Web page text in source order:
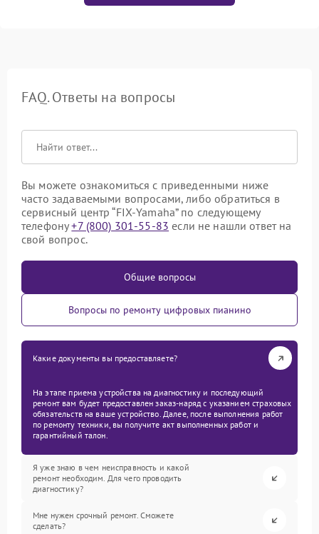
FAQ. Ответы на вопросы
Вы можете ознакомиться с приведенными ниже
часто задаваемыми вопросами, либо обратиться в
сервисный центр “FIX-Yamaha” по следующему
телефону+7 (800) 301-55-83 если не нашли ответ на
свой вопрос.
Общие вопросы
Вопросы по ремонту цифровых пианино
Какие документы вы предоставляете?
На этапе приема устройства на диагностику и последующий
ремонт вам будет предоставлен заказ-наряд с указанием страховых
обязательств на ваше устройство. Далее, после выполнения работ
по ремонту техники, вы получите акт выполненных работ и
гарантийный талон.
Я уже знаю в чем неисправность и какой
ремонт необходим. Для чего проводить
диагностику?
Мне нужен срочный ремонт. Сможете
сделать?